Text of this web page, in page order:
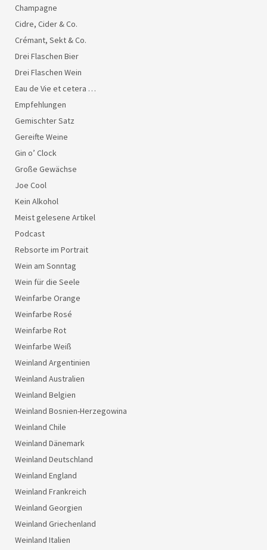
Champagne
Cidre, Cider & Co.
Crémant, Sekt & Co.
Drei Flaschen Bier
Drei Flaschen Wein
Eau de Vie et cetera …
Empfehlungen
Gemischter Satz
Gereifte Weine
Gin o’ Clock
Große Gewächse
Joe Cool
Kein Alkohol
Meist gelesene Artikel
Podcast
Rebsorte im Portrait
Wein am Sonntag
Wein für die Seele
Weinfarbe Orange
Weinfarbe Rosé
Weinfarbe Rot
Weinfarbe Weiß
Weinland Argentinien
Weinland Australien
Weinland Belgien
Weinland Bosnien-Herzegowina
Weinland Chile
Weinland Dänemark
Weinland Deutschland
Weinland England
Weinland Frankreich
Weinland Georgien
Weinland Griechenland
Weinland Italien